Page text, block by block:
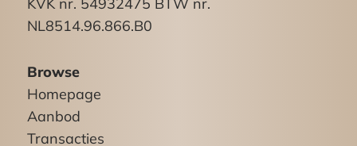
KVK nr. 54932475 BTW nr.
NL8514.96.866.B0
Browse
Homepage
Aanbod
Transacties